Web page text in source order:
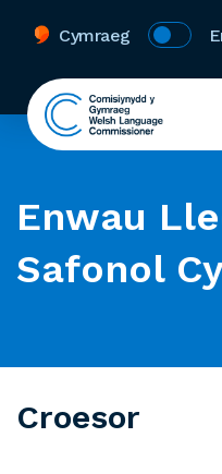
Cymraeg
Enwau
Safonol
Croesor